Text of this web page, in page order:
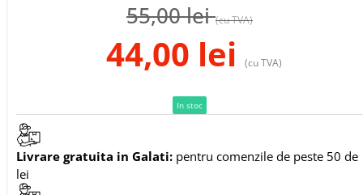
55,00lei (cu TVA)
44,00 lei (cu TVA)
In stoc
Livrare gratuita in Galati: pentru comenzile de peste 50 de
lei